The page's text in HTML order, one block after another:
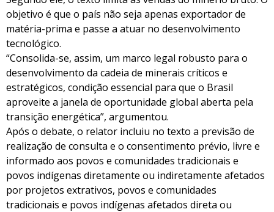
objetivo é que o país não seja apenas exportador de
matéria-prima e passe a atuar no desenvolvimento
tecnológico.
“Consolida-se, assim, um marco legal robusto para o
desenvolvimento da cadeia de minerais críticos e
estratégicos, condição essencial para que o Brasil
aproveite a janela de oportunidade global aberta pela
transição energética”, argumentou.
Após o debate, o relator incluiu no texto a previsão de
realização de consulta e o consentimento prévio, livre e
informado aos povos e comunidades tradicionais e
povos indígenas diretamente ou indiretamente afetados
por projetos extrativos, povos e comunidades
tradicionais e povos indígenas afetados direta ou